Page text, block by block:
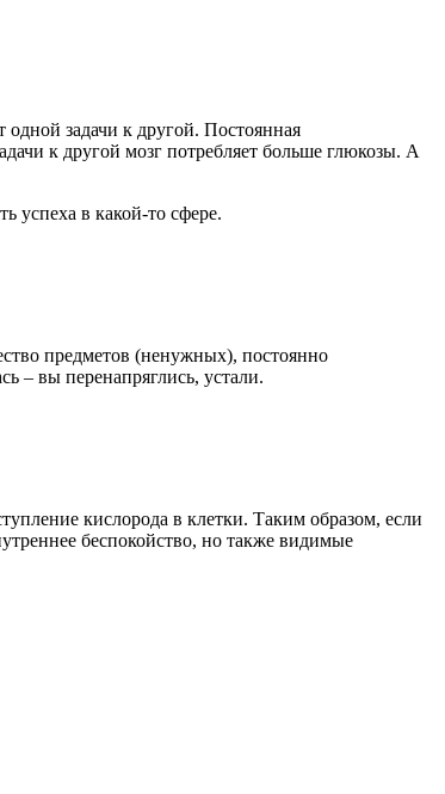
одной задачи к другой. Постоянная
к другой мозг потребляет больше глюкозы. А
успеха в какой-то сфере.
предметов (ненужных), постоянно
– вы перенапряглись, устали.
кислорода в клетки. Таким образом, если
беспокойство, но также видимые